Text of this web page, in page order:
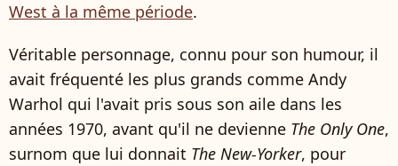
West à la même période.
Véritable personnage, connu pour son humour, il
avait fréquenté les plus grands comme Andy
Warhol qui l'avait pris sous son aile dans les
années 1970, avant qu'il ne devienne The Only One,
surnom que lui donnait The New-Yorker, pour